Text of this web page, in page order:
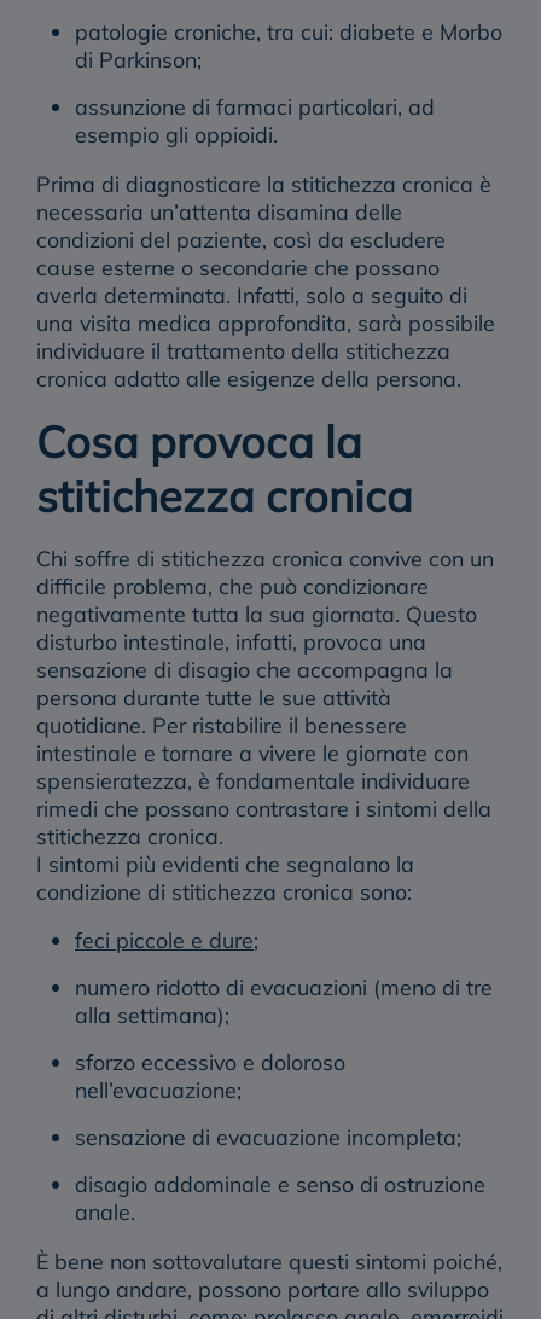
patologie croniche, tra cui: diabete e Morbo
di Parkinson;
assunzione di farmaci particolari, ad
esempio gli oppioidi.
Prima di diagnosticare la stitichezza cronica è
necessaria un’attenta disamina delle
condizioni del paziente, così da escludere
cause esterne o secondarie che possano
averla determinata. Infatti, solo a seguito di
una visita medica approfondita, sarà possibile
individuare il trattamento della stitichezza
cronica adatto alle esigenze della persona.
Cosa provoca la
stitichezza cronica
Chi soffre di stitichezza cronica convive con un
difficile problema, che può condizionare
negativamente tutta la sua giornata. Questo
disturbo intestinale, infatti, provoca una
sensazione di disagio che accompagna la
persona durante tutte le sue attività
quotidiane. Per ristabilire il benessere
intestinale e tornare a vivere le giornate con
spensieratezza, è fondamentale individuare
rimedi che possano contrastare i sintomi della
stitichezza cronica.
I sintomi più evidenti che segnalano la
condizione di stitichezza cronica sono:
feci piccole e dure;
numero ridotto di evacuazioni (meno di tre
alla settimana);
sforzo eccessivo e doloroso
nell’evacuazione;
sensazione di evacuazione incompleta;
disagio addominale e senso di ostruzione
anale.
È bene non sottovalutare questi sintomi poiché,
a lungo andare, possono portare allo sviluppo